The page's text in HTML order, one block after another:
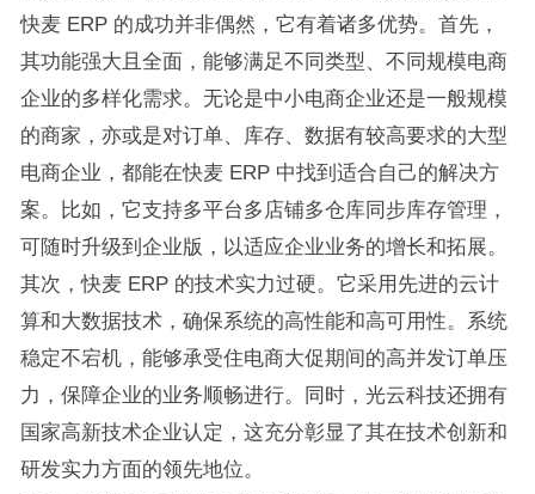
快麦 ERP 的成功并非偶然，它有着诸多优势。首先，
其功能强大且全面，能够满足不同类型、不同规模电商
企业的多样化需求。无论是中小电商企业还是一般规模
的商家，亦或是对订单、库存、数据有较高要求的大型
电商企业，都能在快麦 ERP 中找到适合自己的解决方
案。比如，它支持多平台多店铺多仓库同步库存管理，
可随时升级到企业版，以适应企业业务的增长和拓展。
其次，快麦 ERP 的技术实力过硬。它采用先进的云计
算和大数据技术，确保系统的高性能和高可用性。系统
稳定不宕机，能够承受住电商大促期间的高并发订单压
力，保障企业的业务顺畅进行。同时，光云科技还拥有
国家高新技术企业认定，这充分彰显了其在技术创新和
研发实力方面的领先地位。